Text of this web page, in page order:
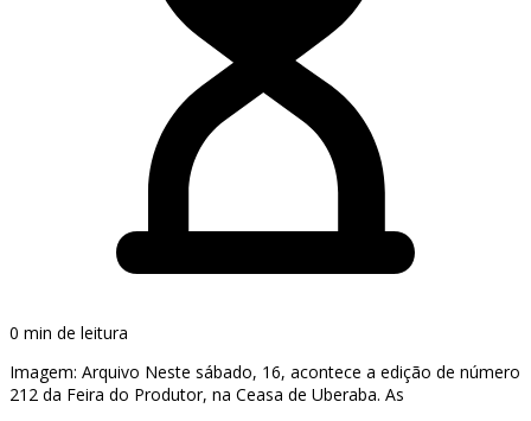
0 min de leitura
Imagem: Arquivo Neste sábado, 16, acontece a edição de número
212 da Feira do Produtor, na Ceasa de Uberaba. As